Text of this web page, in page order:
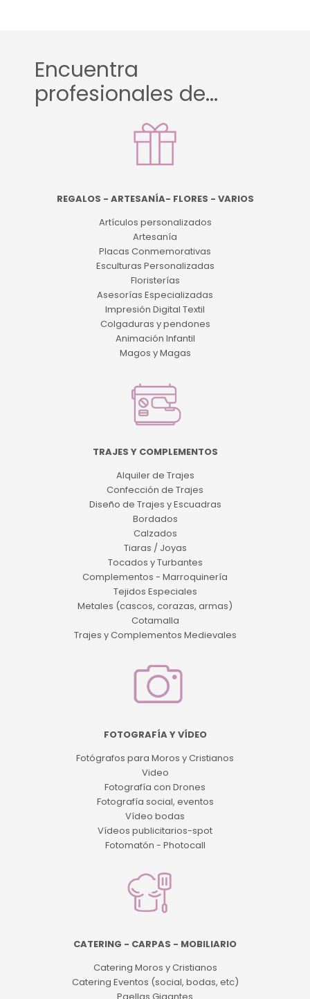
Encuentra
profesionales de...
REGALOS - ARTESANÍA- FLORES - VARIOS
Artículos personalizados
Artesanía
Placas Conmemorativas
Esculturas Personalizadas
Floristerías
Asesorías Especializadas
Impresión Digital Textil
Colgaduras y pendones
Animación Infantil
Magos y Magas
TRAJES Y COMPLEMENTOS
Alquiler de Trajes
Confección de Trajes
Diseño de Trajes y Escuadras
Bordados
Calzados
Tiaras / Joyas
Tocados y Turbantes
Complementos - Marroquinería
Tejidos Especiales
Metales (cascos, corazas, armas)
Cotamalla
Trajes y Complementos Medievales
FOTOGRAFÍA Y VÍDEO
Fotógrafos para Moros y Cristianos
Video
Fotografía con Drones
Fotografía social, eventos
Vídeo bodas
Vídeos publicitarios-spot
Fotomatón - Photocall
CATERING - CARPAS - MOBILIARIO
Catering Moros y Cristianos
Catering Eventos (social, bodas, etc)